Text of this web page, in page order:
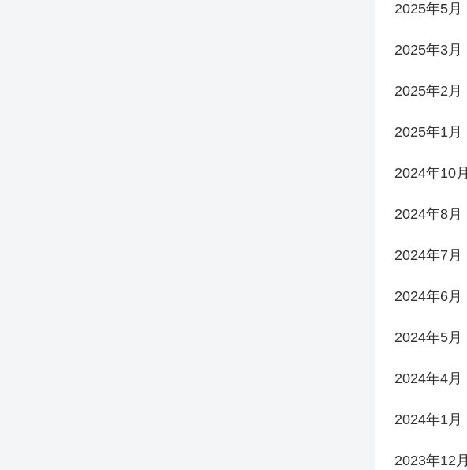
2025年5月
2025年3月
2025年2月
2025年1月
2024年10月
2024年8月
2024年7月
2024年6月
2024年5月
2024年4月
2024年1月
2023年12月